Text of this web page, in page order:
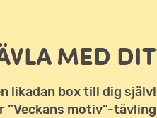
MED
likadan box till dig
”Veckans motiv”-